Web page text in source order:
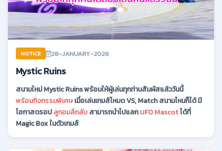
NOTICE 28-JANUARY-2026
Mystic Ruins
สนามใหม่ Mystic Ruins พร้อมให้ผู้เล่นทุกท่านสัมผัสแล้ววันนี้
พร้อมกิจกรรมพิเศษเมื่อเล่นเกมส์โหมด VS, Match สนามไหนก็ได้ มี
โอกาสดรอปลูกอมลึกลับ สามารถนำไปแลกUFO Mascotได้ที่
Magic Box ในตัวเกมส์